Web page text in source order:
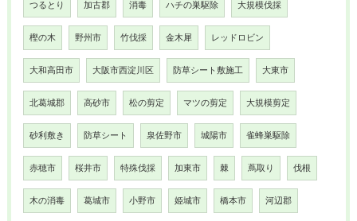
つるとり 加古郡 消毒 ハチの巣駆除 大規模伐採
樫の木 野州市 竹伐採 金木犀 レッドロビン
大和高田市 大阪市西淀川区 防草シート敷施工 大東市
北葛城郡 高砂市 松の剪定 マツの剪定 大規模剪定
砂利敷き 防草シート 泉佐野市 城陽市 雀蜂巣駆除
赤穂市 桜井市 特殊伐採 加東市 棘 蔦取り 伐根
木の消毒 葛城市 小野市 姫城市 橋本市 河辺郡